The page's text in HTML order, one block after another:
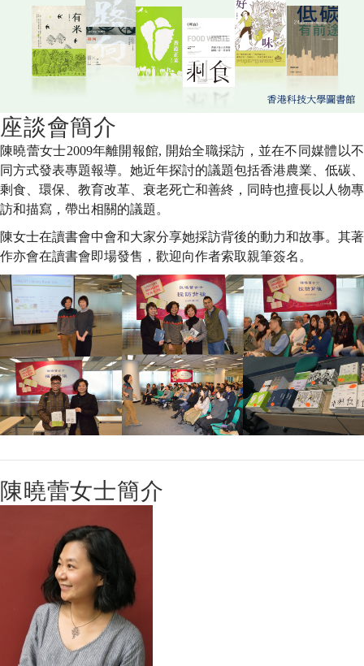
座談會簡介
陳曉蕾女士2009年離開報館, 開始全職採訪，並在不同媒體以不
同方式發表專題報導。她近年探討的議題包括香港農業、低碳、
剩食、環保、教育改革、衰老死亡和善終，同時也擅長以人物專
訪和描寫，帶出相關的議題。
陳女士在讀書會中會和大家分享她採訪背後的動力和故事。其著
作亦會在讀書會即場發售，歡迎向作者索取親筆簽名。
陳曉蕾女士簡介